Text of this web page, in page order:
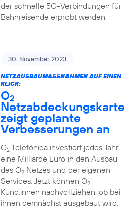
der schnelle 5G-Verbindungen für
Bahnreisende erprobt werden.
30. November 2023
NETZAUSBAUMASSNAHMEN AUF EINEN K
LICK:
O2
Netzabdeckungskarte
zeigt geplante
Verbesserungen an
O2Telefónica investiert jedes Jahr
eine Milliarde Euro in den Ausbau
des O2Netzes und der eigenen
Services. Jetzt können O2
Kund:innen nachvollziehen, ob bei
ihnen demnächst ausgebaut wird.